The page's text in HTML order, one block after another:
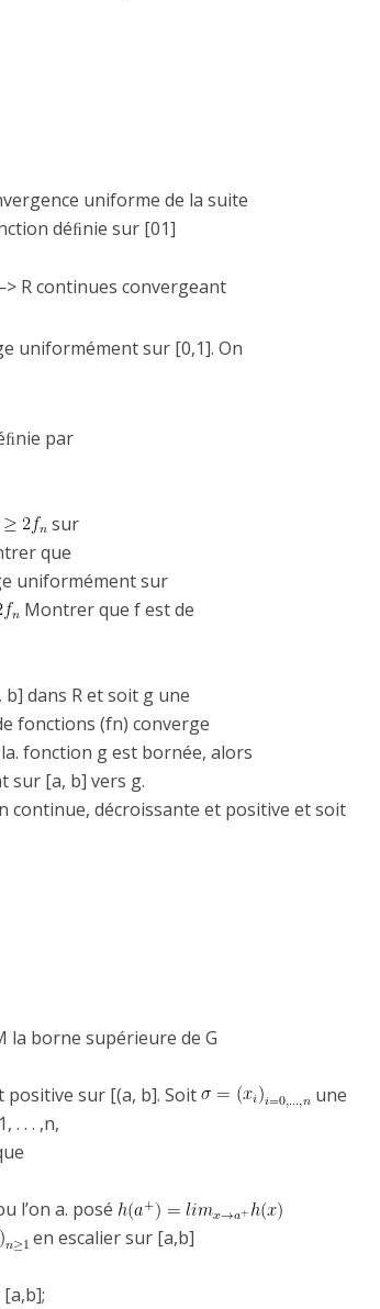
uniforme de la suite
déﬁnie sur [01]
R continues convergeant
uniformément sur [0,1]. On
par
sur
que
uniformément sur
Montrer que f est de
b] dans R et soit g une
fonctions (fn) converge
fonction g est bornée, alors
sur [a, b] vers g.
continue, décroissante et positive et soit
la borne supérieure de G
positive sur [(a, b]. Soit
une
. . . ,n,
l’on a. posé
en escalier sur [a,b]